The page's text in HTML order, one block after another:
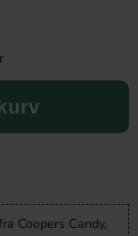
Coopers Candy,